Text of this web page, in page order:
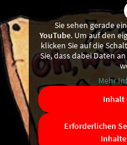
Sie sehen gerade
YouTube. Um auf den
klicken Sie auf die
Sie, dass dabei Daten
Mehr
Inhalt
Erforderlichen